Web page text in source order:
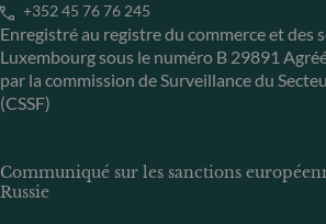
+352 45 76 76 245
Enregistré au registre du commerce et des
Luxembourg sous le numéro B 29891
par la commission de Surveillance du
(CSSF)
Communiqué sur les sanctions
Russie